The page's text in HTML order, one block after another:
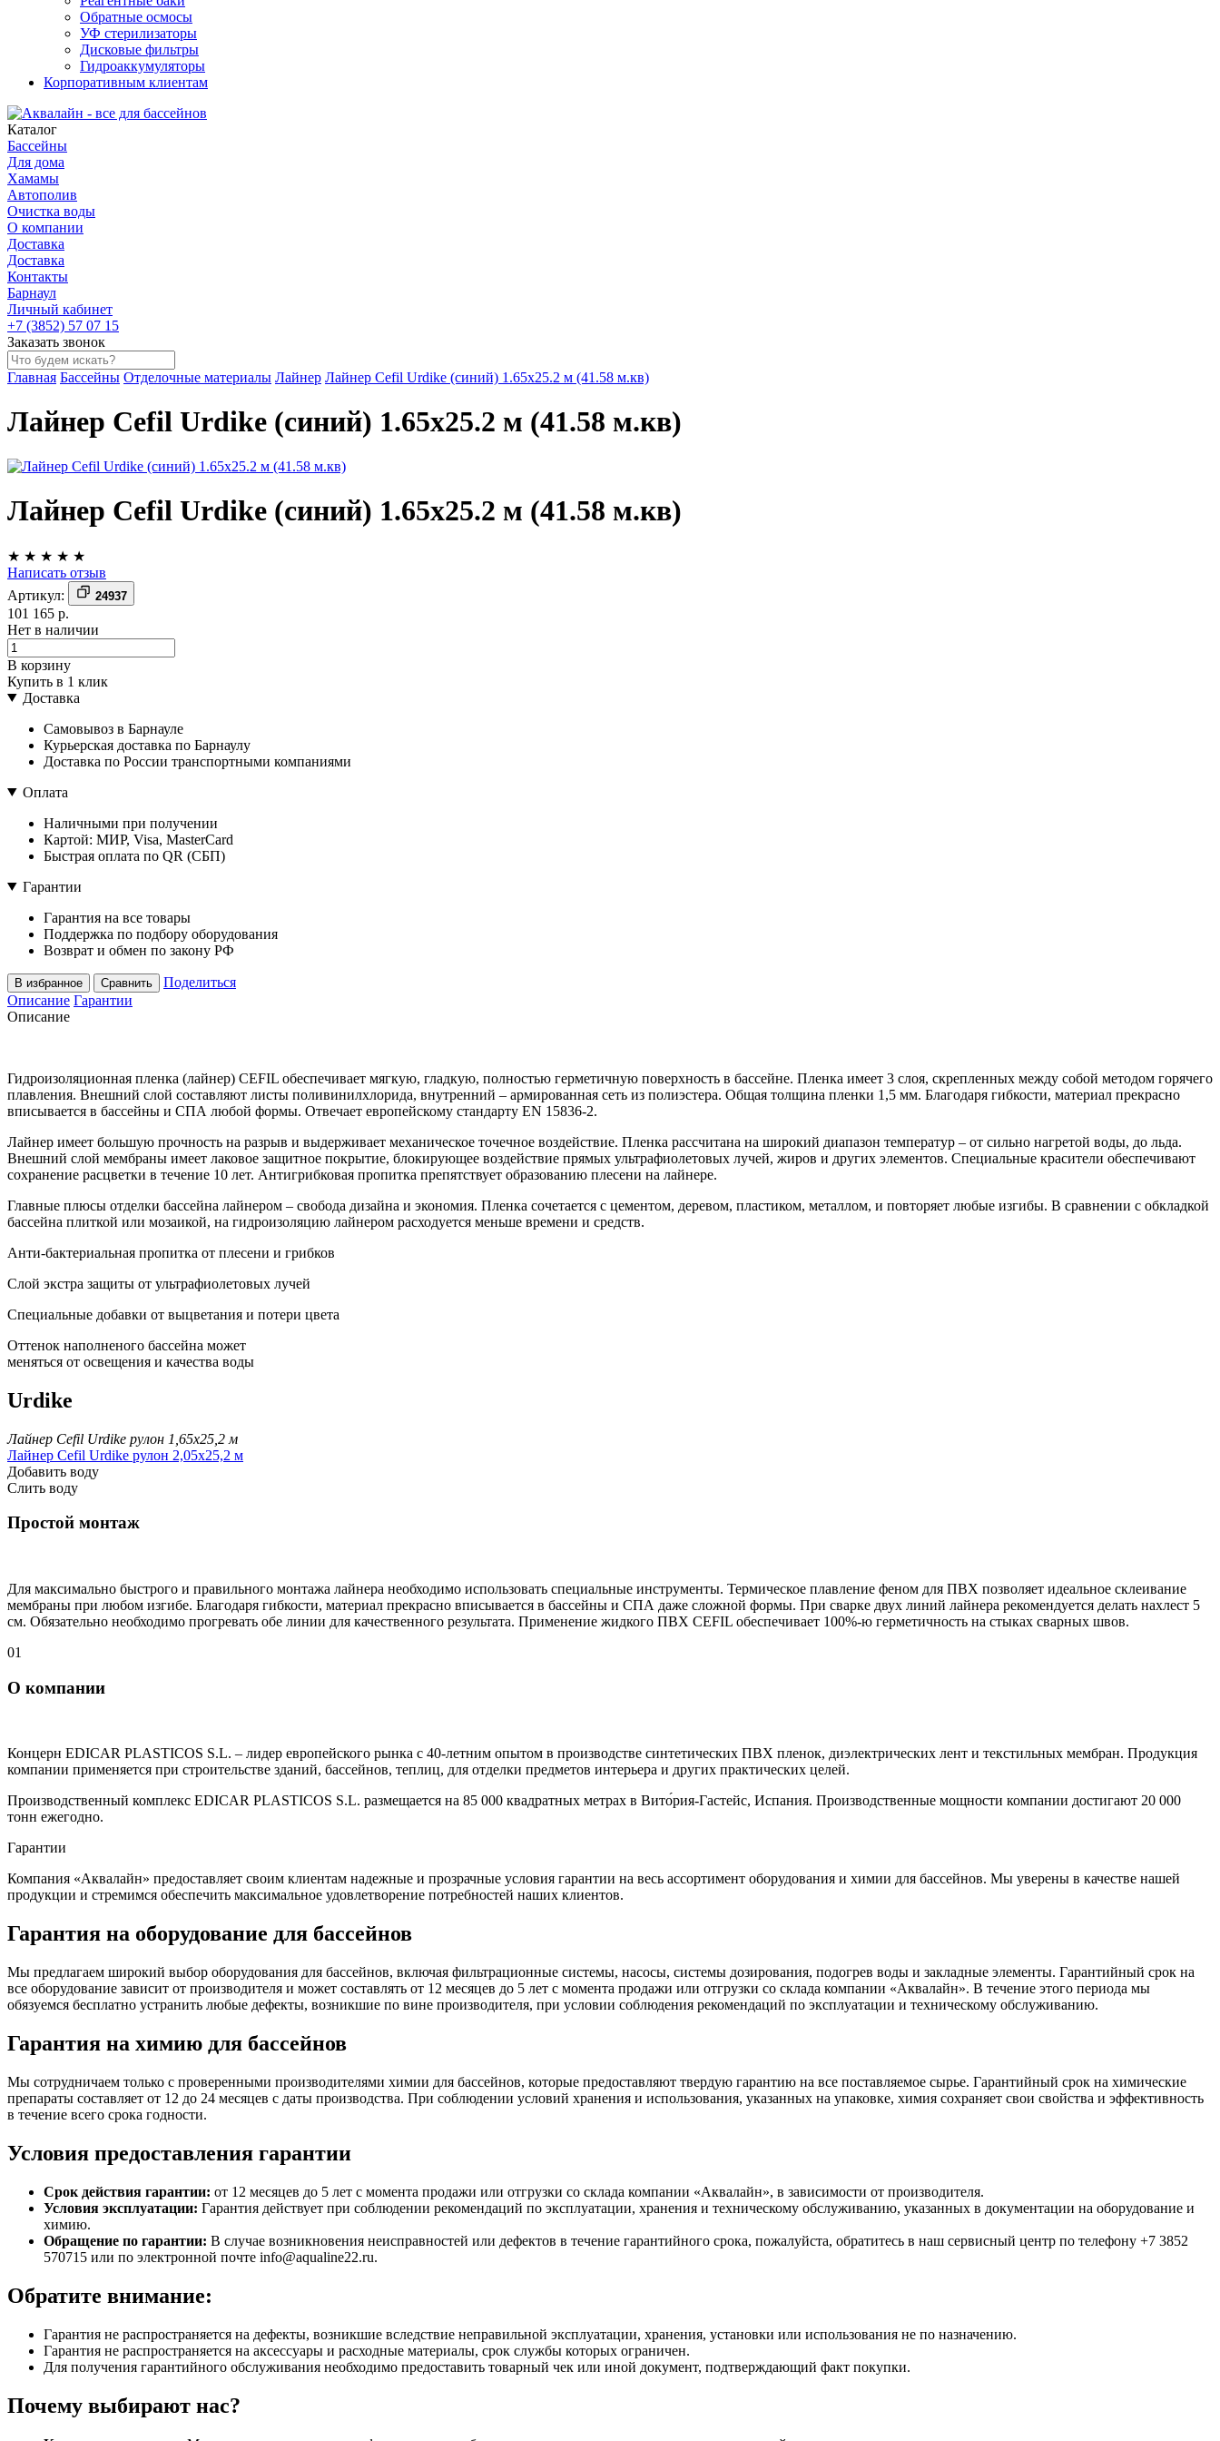
Обратные осмосы
УФ стерилизаторы
Дисковые фильтры
Гидроаккумуляторы
Корпоративным клиентам
Каталог
Бассейны
Для дома
Хамамы
Автополив
Очистка воды
О компании
Доставка
Доставка
Контакты
Барнаул
Личный кабинет
+7 (3852) 57 07 15
Заказать звонок
Главная Бассейны Отделочные материалы Лайнер Лайнер Cefil Urdike (синий) 1.65x25.2 м (41.58 м.кв)
Лайнер Cefil Urdike (синий) 1.65x25.2 м (41.58 м.кв)
Лайнер Cefil Urdike (синий) 1.65x25.2 м (41.58 м.кв)
★ ★ ★ ★ ★
Написать отзыв
Артикул:
24937
101 165 р.
Нет в наличии
В корзину
Купить в 1 клик
Доставка
Самовывоз в Барнауле
Курьерская доставка по Барнаулу
Доставка по России транспортными компаниями
Оплата
Наличными при получении
Картой: МИР, Visa, MasterCard
Быстрая оплата по QR (СБП)
Гарантии
Гарантия на все товары
Поддержка по подбору оборудования
Возврат и обмен по закону РФ
В избранное Сравнить
Поделиться
Описание Гарантии
Описание
Гидроизоляционная пленка (лайнер) CEFIL обеспечивает мягкую, гладкую, полностью герметичную поверхность в бассейне. Пленка имеет 3 слоя, скрепленных между собой методом горячего
плавления. Внешний слой составляют листы поливинилхлорида, внутренний – армированная сеть из полиэстера. Общая толщина пленки 1,5 мм. Благодаря гибкости, материал прекрасно
вписывается в бассейны и СПА любой формы. Отвечает европейскому стандарту EN 15836-2.
Лайнер имеет большую прочность на разрыв и выдерживает механическое точечное воздействие. Пленка рассчитана на широкий диапазон температур – от сильно нагретой воды, до льда.
Внешний слой мембраны имеет лаковое защитное покрытие, блокирующее воздействие прямых ультрафиолетовых лучей, жиров и других элементов. Специальные красители обеспечивают
сохранение расцветки в течение 10 лет. Антигрибковая пропитка препятствует образованию плесени на лайнере.
Главные плюсы отделки бассейна лайнером – свобода дизайна и экономия. Пленка сочетается с цементом, деревом, пластиком, металлом, и повторяет любые изгибы. В сравнении с обкладкой
бассейна плиткой или мозаикой, на гидроизоляцию лайнером расходуется меньше времени и средств.
Анти-бактериальная пропитка от плесени и грибков
Cлой экстра защиты от ультрафиолетовых лучей
Специальные добавки от выцветания и потери цвета
Oттенок наполненого бассейна может
меняться от освещения и качества воды
Urdike
Лайнер Cefil Urdike рулон 1,65х25,2 м
Лайнер Cefil Urdike рулон 2,05х25,2 м
Добавить воду
Слить воду
Простой монтаж
Для максимально быстрого и правильного монтажа лайнера необходимо использовать специальные инструменты. Термическое плавление феном для ПВХ позволяет идеальное склеивание
мембраны при любом изгибе. Благодаря гибкости, материал прекрасно вписывается в бассейны и СПА даже сложной формы. При сварке двух линий лайнера рекомендуется делать нахлест 5
см. Обязательно необходимо прогревать обе линии для качественного результата. Применение жидкого ПВХ CEFIL обеспечивает 100%-ю герметичность на стыках сварных швов.
01
О компании
Концерн EDICAR PLASTICOS S.L. – лидер европейского рынка с 40-летним опытом в производстве синтетических ПВХ пленок, диэлектрических лент и текстильных мембран. Продукция
компании применяется при строительстве зданий, бассейнов, теплиц, для отделки предметов интерьера и других практических целей.
Производственный комплекс EDICAR PLASTICOS S.L. размещается на 85 000 квадратных метрах в Вито́рия-Гастейс, Испания. Производственные мощности компании достигают 20 000
тонн ежегодно.
Гарантии
Компания «Аквалайн» предоставляет своим клиентам надежные и прозрачные условия гарантии на весь ассортимент оборудования и химии для бассейнов. Мы уверены в качестве нашей
продукции и стремимся обеспечить максимальное удовлетворение потребностей наших клиентов.
Гарантия на оборудование для бассейнов
Мы предлагаем широкий выбор оборудования для бассейнов, включая фильтрационные системы, насосы, системы дозирования, подогрев воды и закладные элементы. Гарантийный срок на
все оборудование зависит от производителя и может составлять от 12 месяцев до 5 лет с момента продажи или отгрузки со склада компании «Аквалайн». В течение этого периода мы
обязуемся бесплатно устранить любые дефекты, возникшие по вине производителя, при условии соблюдения рекомендаций по эксплуатации и техническому обслуживанию.
Гарантия на химию для бассейнов
Мы сотрудничаем только с проверенными производителями химии для бассейнов, которые предоставляют твердую гарантию на все поставляемое сырье. Гарантийный срок на химические
препараты составляет от 12 до 24 месяцев с даты производства. При соблюдении условий хранения и использования, указанных на упаковке, химия сохраняет свои свойства и эффективность
в течение всего срока годности.
Условия предоставления гарантии
Срок действия гарантии: от 12 месяцев до 5 лет с момента продажи или отгрузки со склада компании «Аквалайн», в зависимости от производителя.
Условия эксплуатации: Гарантия действует при соблюдении рекомендаций по эксплуатации, хранения и техническому обслуживанию, указанных в документации на оборудование и
химию.
Обращение по гарантии: В случае возникновения неисправностей или дефектов в течение гарантийного срока, пожалуйста, обратитесь в наш сервисный центр по телефону +7 3852
570715 или по электронной почте info@aqualine22.ru.
Обратите внимание:
Гарантия не распространяется на дефекты, возникшие вследствие неправильной эксплуатации, хранения, установки или использования не по назначению.
Гарантия не распространяется на аксессуары и расходные материалы, срок службы которых ограничен.
Для получения гарантийного обслуживания необходимо предоставить товарный чек или иной документ, подтверждающий факт покупки.
Почему выбирают нас?